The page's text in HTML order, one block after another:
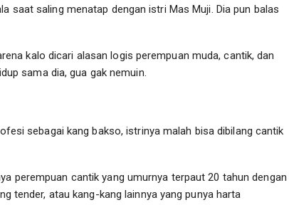
saat saling menatap dengan istri Mas Muji. Dia pun balas
kalo dicari alasan logis perempuan muda, cantik, dan
sama dia, gua gak nemuin.
sebagai kang bakso, istrinya malah bisa dibilang cantik
perempuan cantik yang umurnya terpaut 20 tahun dengan
tender, atau kang-kang lainnya yang punya harta